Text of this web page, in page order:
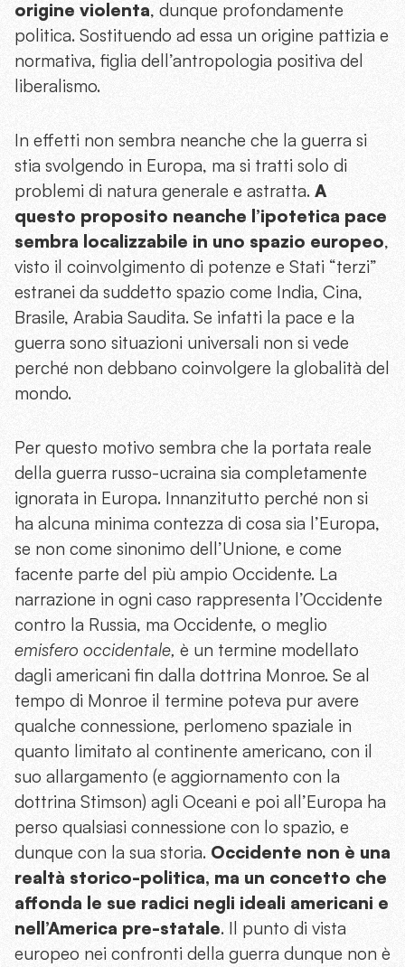
origine violenta, dunque profondamente
politica. Sostituendo ad essa un origine pattizia e
normativa, figlia dell’antropologia positiva del
liberalismo.
In effetti non sembra neanche che la guerra si
stia svolgendo in Europa, ma si tratti solo di
problemi di natura generale e astratta. A
questo proposito neanche l’ipotetica pace
sembra localizzabile in uno spazio europeo,
visto il coinvolgimento di potenze e Stati “terzi”
estranei da suddetto spazio come India, Cina,
Brasile, Arabia Saudita. Se infatti la pace e la
guerra sono situazioni universali non si vede
perché non debbano coinvolgere la globalità del
mondo.
Per questo motivo sembra che la portata reale
della guerra russo-ucraina sia completamente
ignorata in Europa. Innanzitutto perché non si
ha alcuna minima contezza di cosa sia l’Europa,
se non come sinonimo dell’Unione, e come
facente parte del più ampio Occidente. La
narrazione in ogni caso rappresenta l’Occidente
contro la Russia, ma Occidente, o meglio
emisfero occidentale, è un termine modellato
dagli americani fin dalla dottrina Monroe. Se al
tempo di Monroe il termine poteva pur avere
qualche connessione, perlomeno spaziale in
quanto limitato al continente americano, con il
suo allargamento (e aggiornamento con la
dottrina Stimson) agli Oceani e poi all’Europa ha
perso qualsiasi connessione con lo spazio, e
dunque con la sua storia. Occidente non è una
realtà storico-politica, ma un concetto che
affonda le sue radici negli ideali americani e
nell’America pre-statale. Il punto di vista
europeo nei confronti della guerra dunque non è